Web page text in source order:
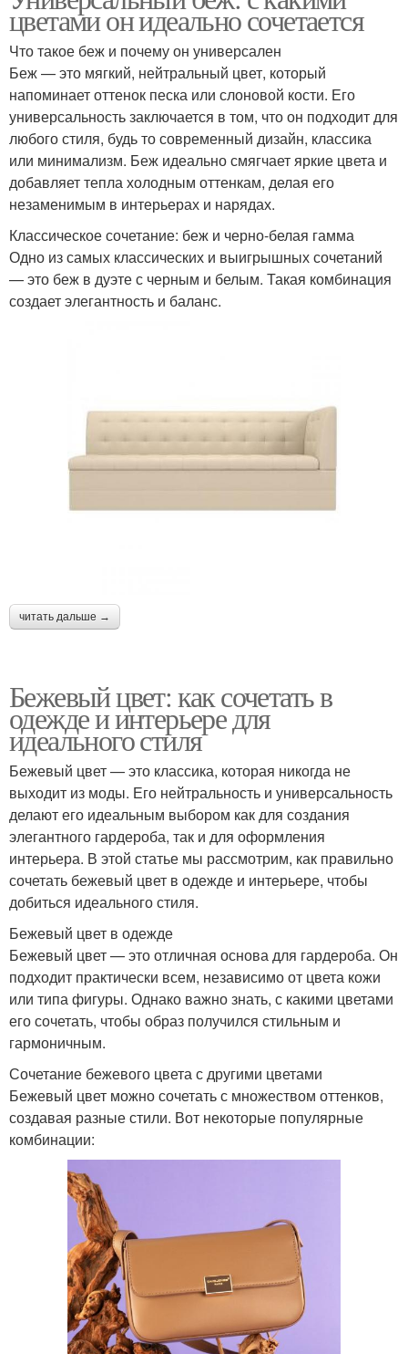
цветами он идеально сочетается
Что такое беж и почему он универсален
Беж — это мягкий, нейтральный цвет, который
напоминает оттенок песка или слоновой кости. Его
универсальность заключается в том, что он подходит для
любого стиля, будь то современный дизайн, классика
или минимализм. Беж идеально смягчает яркие цвета и
добавляет тепла холодным оттенкам, делая его
незаменимым в интерьерах и нарядах.
Классическое сочетание: беж и черно-белая гамма
Одно из самых классических и выигрышных сочетаний
— это беж в дуэте с черным и белым. Такая комбинация
создает элегантность и баланс.
читать дальше →
Бежевый цвет: как сочетать в
одежде и интерьере для
идеального стиля
Бежевый цвет — это классика, которая никогда не
выходит из моды. Его нейтральность и универсальность
делают его идеальным выбором как для создания
элегантного гардероба, так и для оформления
интерьера. В этой статье мы рассмотрим, как правильно
сочетать бежевый цвет в одежде и интерьере, чтобы
добиться идеального стиля.
Бежевый цвет в одежде
Бежевый цвет — это отличная основа для гардероба. Он
подходит практически всем, независимо от цвета кожи
или типа фигуры. Однако важно знать, с какими цветами
его сочетать, чтобы образ получился стильным и
гармоничным.
Сочетание бежевого цвета с другими цветами
Бежевый цвет можно сочетать с множеством оттенков,
создавая разные стили. Вот некоторые популярные
комбинации: